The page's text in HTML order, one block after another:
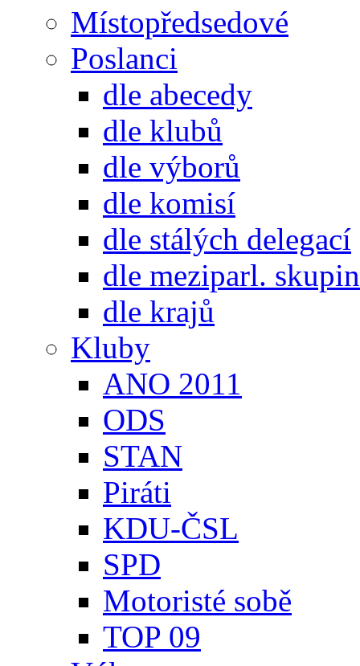
Místopředsedové
Poslanci
dle abecedy
dle klubů
dle výborů
dle komisí
dle stálých delegací
dle meziparl. skupin
dle krajů
Kluby
ANO 2011
ODS
STAN
Piráti
KDU-ČSL
SPD
Motoristé sobě
TOP 09